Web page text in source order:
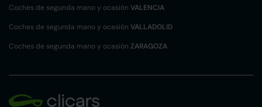
Coches de segunda mano y ocasión VALENCIA
Coches de segunda mano y ocasión VALLADOLID
Coches de segunda mano y ocasión ZARAGOZA